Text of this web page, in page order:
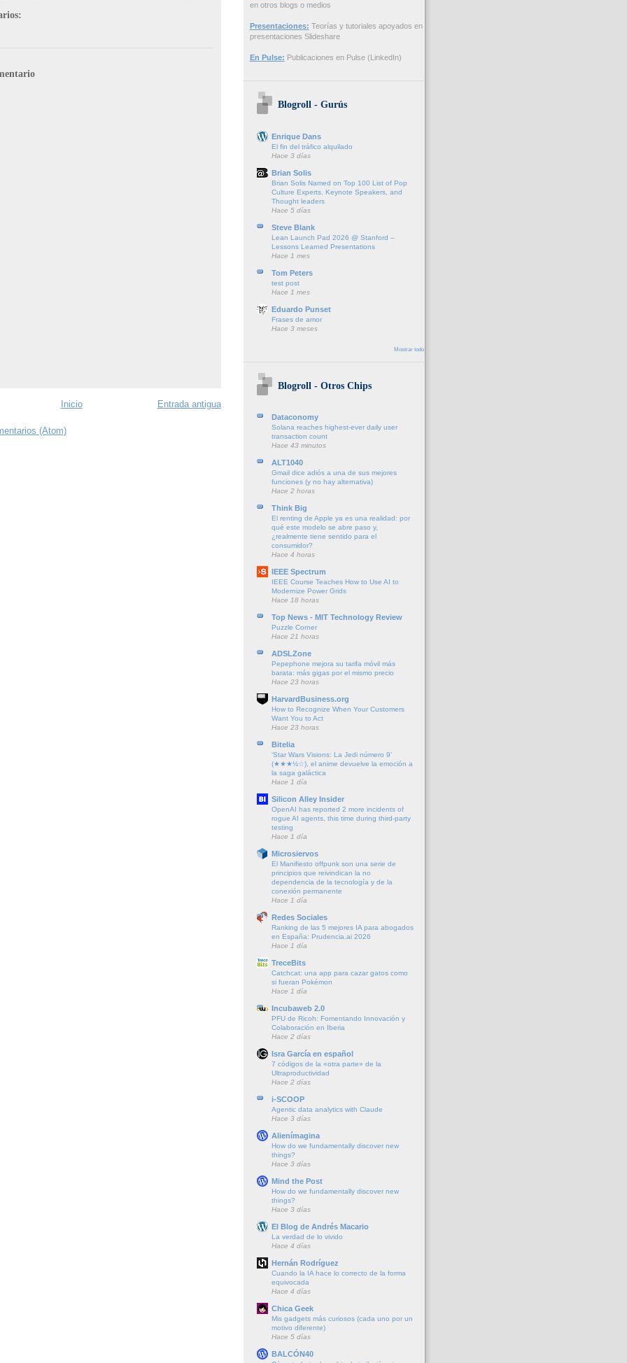
Entrada antigua
Inicio
(Atom)
en otros blogs o medios
Presentaciones: Teorías y tutoriales apoyados en
presentaciones Slideshare
En Pulse: Publicaciones en Pulse (LinkedIn)
Blogroll - Gurús
Enrique Dans
El fin del tráfico alquilado
Hace 3 días
Brian Solis
Brian Solis Named on Top 100 List of Pop
Culture Experts, Keynote Speakers, and
Thought leaders
Hace 5 días
Steve Blank
Lean Launch Pad 2026 @ Stanford –
Lessons Learned Presentations
Hace 1 mes
Tom Peters
test post
Hace 1 mes
Eduardo Punset
Frases de amor
Hace 3 meses
Mostrar todo
Blogroll - Otros Chips
Dataconomy
Solana reaches highest-ever daily user
transaction count
Hace 43 minutos
ALT1040
Gmail dice adiós a una de sus mejores
funciones (y no hay alternativa)
Hace 2 horas
Think Big
El renting de Apple ya es una realidad: por
qué este modelo se abre paso y,
¿realmente tiene sentido para el
consumidor?
Hace 4 horas
IEEE Spectrum
IEEE Course Teaches How to Use AI to
Modernize Power Grids
Hace 18 horas
Top News - MIT Technology Review
Puzzle Corner
Hace 21 horas
ADSLZone
Pepephone mejora su tarifa móvil más
barata: más gigas por el mismo precio
Hace 23 horas
HarvardBusiness.org
How to Recognize When Your Customers
Want You to Act
Hace 23 horas
Bitelia
‘Star Wars Visions: La Jedi número 9’
(★★★½☆), el anime devuelve la emoción a
la saga galáctica
Hace 1 día
Silicon Alley Insider
OpenAI has reported 2 more incidents of
rogue AI agents, this time during third-party
testing
Hace 1 día
Microsiervos
El Manifiesto offpunk son una serie de
principios que reivindican la no
dependencia de la tecnología y de la
conexión permanente
Hace 1 día
Redes Sociales
Ranking de las 5 mejores IA para abogados
en España: Prudencia.ai 2026
Hace 1 día
TreceBits
Catchcat: una app para cazar gatos como
si fueran Pokémon
Hace 1 día
Incubaweb 2.0
PFU de Ricoh: Fomentando Innovación y
Colaboración en Iberia
Hace 2 días
Isra García en español
7 códigos de la «otra parte» de la
Ultraproductividad
Hace 2 días
i-SCOOP
Agentic data analytics with Claude
Hace 3 días
Alienímagina
How do we fundamentally discover new
things?
Hace 3 días
Mind the Post
How do we fundamentally discover new
things?
Hace 3 días
El Blog de Andrés Macario
La verdad de lo vivido
Hace 4 días
Hernán Rodríguez
Cuando la IA hace lo correcto de la forma
equivocada
Hace 4 días
Chica Geek
Mis gadgets más curiosos (cada uno por un
motivo diferente)
Hace 5 días
BALCÓN40